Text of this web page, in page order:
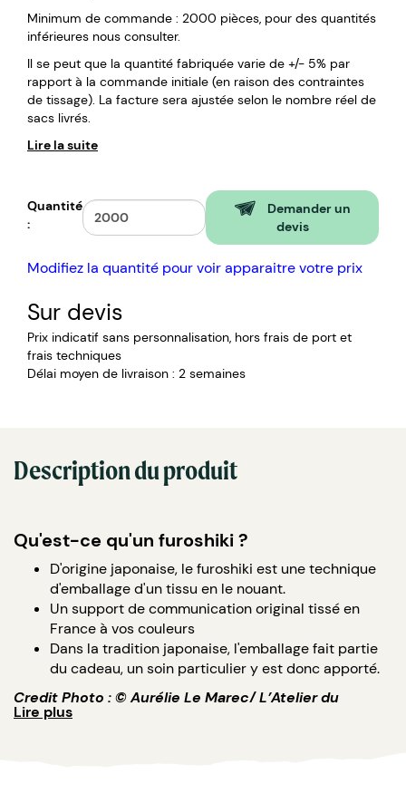
Minimum de commande : 2000 pièces, pour des quantités
inférieures nous consulter.
Il se peut que la quantité fabriquée varie de +/- 5% par
rapport à la commande initiale (en raison des contraintes
de tissage). La facture sera ajustée selon le nombre réel de
sacs livrés.
Lire la suite
Quantité
:
Demander un
devis
Modifiez la quantité pour voir apparaitre votre prix
Sur devis
Prix indicatif sans personnalisation, hors frais de port et
frais techniques
Délai moyen de livraison : 2 semaines
Description du produit
Qu'est-ce qu'un furoshiki ?
D'origine japonaise, le furoshiki est une technique
d'emballage d'un tissu en le nouant.
Un support de communication original tissé en
France à vos couleurs
Dans la tradition japonaise, l'emballage fait partie
du cadeau, un soin particulier y est donc apporté.
Credit Photo : © Aurélie Le Marec/ L’Atelier du
Furoshiki
Lire plus